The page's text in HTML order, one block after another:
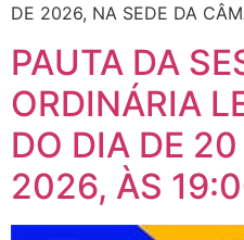
DE 2026, NA SEDE DA
PAUTA DA
ORDINÁRIA
DO DIA DE
2026, ÀS